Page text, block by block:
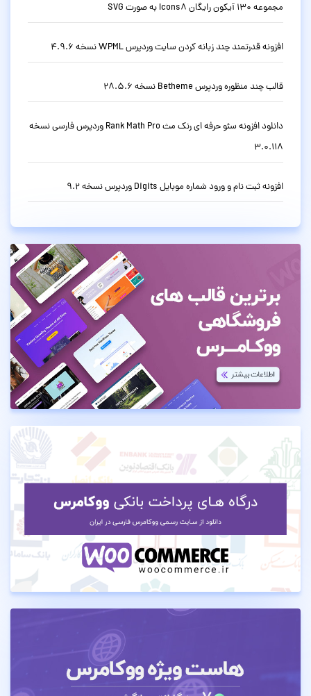
مجموعه 130 آیکون رایگان Icons8 به صورت SVG
افزونه قدرتمند چند زبانه کردن سایت وردپرس WPML نسخه 4.9.6
قالب چند منظوره وردپرس Betheme نسخه 28.5.6
دانلود افزونه سئو حرفه ای رنک مث Rank Math Pro وردپرس فارسی نسخه
3.0.118
افزونه ثبت نام و ورود شماره موبایل Digits وردپرس نسخه 9.2